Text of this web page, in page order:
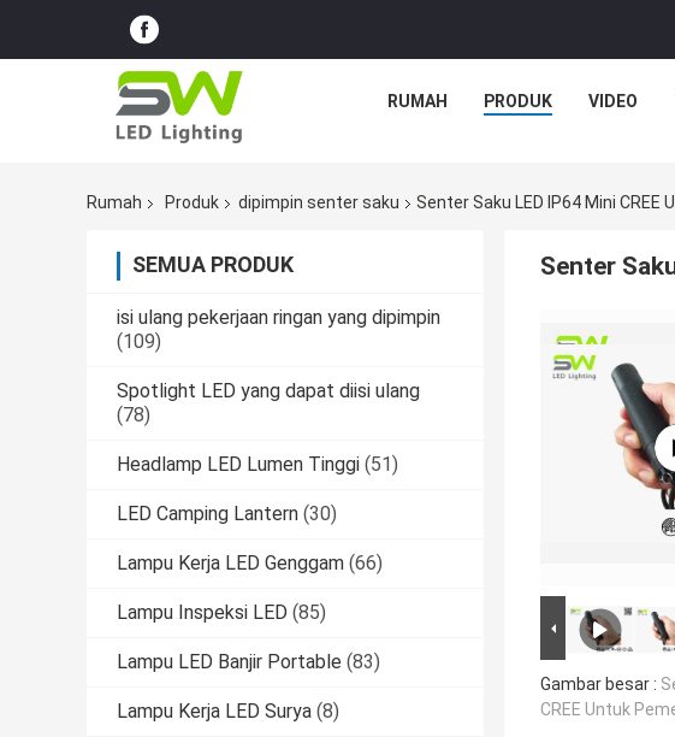
RUMAH PRODUK VIDEO
Rumah Produk dipimpin senter saku Senter Saku LED IP64 Mini CREE
SEMUA PRODUK
isi ulang pekerjaan ringan yang dipimpin
(109)
Spotlight LED yang dapat diisi ulang
(78)
Headlamp LED Lumen Tinggi (51)
LED Camping Lantern (30)
Lampu Kerja LED Genggam (66)
Lampu Inspeksi LED (85)
Lampu LED Banjir Portable (83)
Lampu Kerja LED Surya (8)
Senter
Gambar besar :
CREE Untuk